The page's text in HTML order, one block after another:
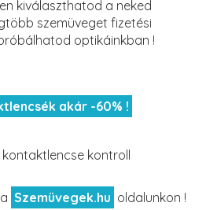
kiválaszthatod a neked
szemüveget fizetési
optikáinkban !
akár -60% !
kontroll
Szemüvegek.hu oldalunkon !